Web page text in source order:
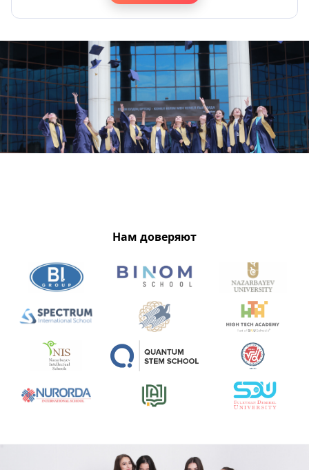
Нам доверяют